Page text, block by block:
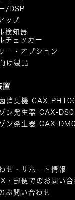
/DSP
ップ
検知器
チェッカー
ー・オプション
け製品
置
消臭機 CAX-
ン発生器 CAX-
ン発生器 CAX-
せ・サポート情報
・郵便でのお問い合
お問い合わせ